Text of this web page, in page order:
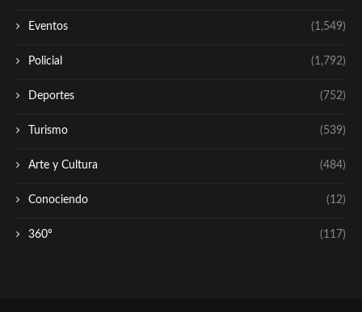
Eventos (1,549)
Policial (1,792)
Deportes (752)
Turismo (539)
Arte y Cultura (484)
Conociendo (12)
360º (117)